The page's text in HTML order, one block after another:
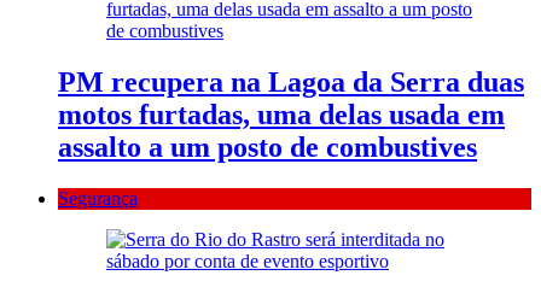
PM recupera na Lagoa da Serra duas
motos furtadas, uma delas usada em
assalto a um posto de combustives
Segurança